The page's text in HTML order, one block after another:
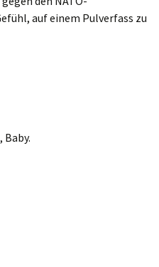
auf einem Pulverfass zu